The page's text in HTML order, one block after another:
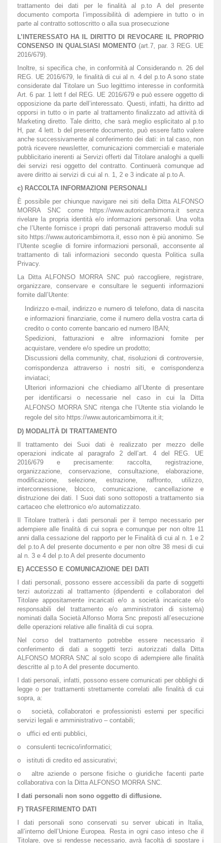
trattamento dei dati per le finalità al p.to A del presente
documento comporta l’impossibilità di adempiere in tutto o in
parte al contratto sottoscritto o alla sua prosecuzione
L’INTERESSATO HA IL DIRITTO DI REVOCARE IL PROPRIO
CONSENSO IN QUALSIASI MOMENTO (art.7, par. 3 REG. UE
2016/679).
Inoltre, si specifica che, in conformità al Considerando n. 26 del
REG. UE 2016/679, le finalità di cui al n. 4 del p.to A sono state
considerate dal Titolare un Suo legittimo interesse in conformità
Art. 6 par. 1 lett f del REG. UE 2016/679 e può essere oggetto di
opposizione da parte dell’interessato. Questi, infatti, ha diritto ad
opporsi in tutto o in parte al trattamento finalizzato ad attività di
Marketing diretto. Tale diritto, che sarà meglio esplicitato al p.to
H, par. 4 lett. b del presente documento, può essere fatto valere
anche successivamente al conferimento dei dati: in tal caso, non
potrà ricevere newsletter, comunicazioni commerciali e materiale
pubblicitario inerenti ai Servizi offerti dal Titolare analoghi a quelli
dei servizi resi oggetto del contratto. Continuerà comunque ad
avere diritto ai servizi di cui al n. 1, 2 e 3 indicate al p.to A.
c) RACCOLTA INFORMAZIONI PERSONALI
È possibile per chiunque navigare nei siti della Ditta ALFONSO
MORRA SNC come https://www.autoricambimorra.it senza
rivelare la propria identità e/o informazioni personali. Una volta
che l’Utente fornisce i propri dati personali attraverso moduli sul
sito https://www.autoricambimorra.it, esso non è più anonimo. Se
l’Utente sceglie di fornire informazioni personali, acconsente al
trattamento di tali informazioni secondo questa Politica sulla
Privacy.
La Ditta ALFONSO MORRA SNC può raccogliere, registrare,
organizzare, conservare e consultare le seguenti informazioni
fornite dall’Utente:
Indirizzo e-mail, indirizzo e numero di telefono, data di nascita
e informazioni finanziarie, come il numero della vostra carta di
credito o conto corrente bancario ed numero IBAN;
Spedizioni, fatturazioni e altre informazioni fornite per
acquistare, vendere e/o spedire un prodotto;
Discussioni della community, chat, risoluzioni di controversie,
corrispondenza attraverso i nostri siti, e corrispondenza
inviataci;
Ulteriori informazioni che chiediamo all’Utente di presentare
per identificarsi o necessarie nel caso in cui la Ditta
ALFONSO MORRA SNC ritenga che l’Utente stia violando le
regole del sito https://www.autoricambimorra.it.it;
D) MODALITÀ DI TRATTAMENTO
Il trattamento dei Suoi dati è realizzato per mezzo delle
operazioni indicate al paragrafo 2 dell’art. 4 del REG. UE
2016/679 e precisamente: raccolta, registrazione,
organizzazione, conservazione, consultazione, elaborazione,
modificazione, selezione, estrazione, raffronto, utilizzo,
interconnessione, blocco, comunicazione, cancellazione e
distruzione dei dati. I Suoi dati sono sottoposti a trattamento sia
cartaceo che elettronico e/o automatizzato.
Il Titolare tratterà i dati personali per il tempo necessario per
adempiere alle finalità di cui sopra e comunque per non oltre 11
anni dalla cessazione del rapporto per le Finalità di cui al n. 1 e 2
del p.to A del presente documento e per non oltre 38 mesi di cui
al n. 3 e 4 del p.to A del presente documento
E) ACCESSO E COMUNICAZIONE DEI DATI
I dati personali, possono essere accessibili da parte di soggetti
terzi autorizzati al trattamento (dipendenti e collaboratori del
Titolare appositamente incaricati e/o a società incaricate e/o
responsabili del trattamento e/o amministratori di sistema)
nominati dalla Società Alfonso Morra Snc preposti all’esecuzione
delle operazioni relative alle finalità di cui sopra.
Nel corso del trattamento potrebbe essere necessario il
conferimento di dati a soggetti terzi autorizzati dalla Ditta
ALFONSO MORRA SNC al solo scopo di adempiere alle finalità
descritte al p.to A del presente documento.
I dati personali, infatti, possono essere comunicati per obblighi di
legge o per trattamenti strettamente correlati alle finalità di cui
sopra, a:
o società, collaboratori e professionisti esterni per specifici
servizi legali e amministrativo – contabili;
o uffici ed enti pubblici,
o consulenti tecnico/informatici;
o istituti di credito ed assicurativi;
o altre aziende o persone fisiche o giuridiche facenti parte
collaborativa con la Ditta ALFONSO MORRA SNC.
I dati personali non sono oggetto di diffusione.
F) TRASFERIMENTO DATI
I dati personali sono conservati su server ubicati in Italia,
all’interno dell’Unione Europea. Resta in ogni caso inteso che il
Titolare, ove si rendesse necessario, avrà facoltà di spostare i